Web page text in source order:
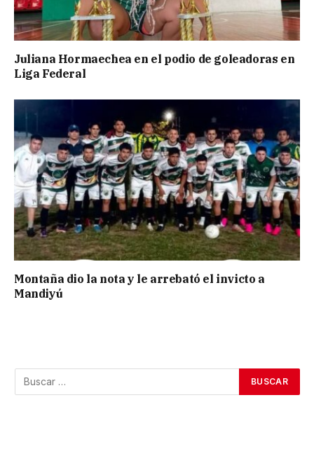
Juliana Hormaechea en el podio de goleadoras en
Liga Federal
Montaña dio la nota y le arrebató el invicto a
Mandiyú